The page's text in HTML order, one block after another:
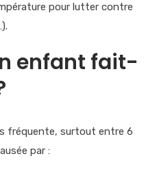
pour lutter contre
enfant fait-
fréquente, surtout entre 6
par :